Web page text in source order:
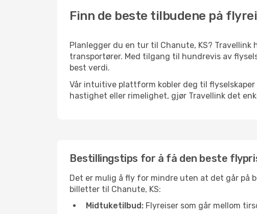
Finn de beste tilbudene på
Planlegger du en tur til Chanute, KS?
transportører. Med tilgang til hundrevis av
best verdi.
Vår intuitive plattform kobler deg til
hastighet eller rimelighet, gjør Travellink det
Bestillingstips for å få den beste
Det er mulig å fly for mindre uten at det går på
billetter til Chanute, KS:
Midtuketilbud: Flyreiser som går mellom